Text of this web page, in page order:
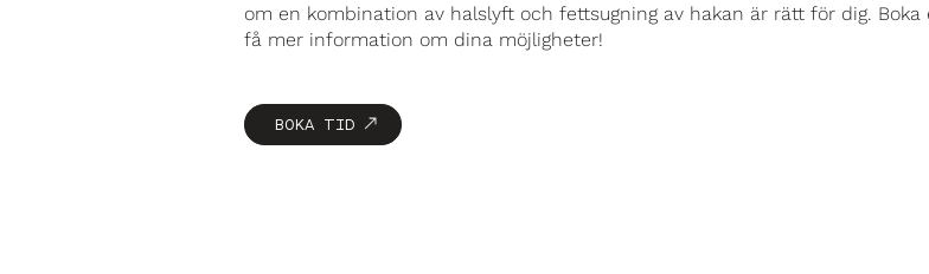
om en kombination av halslyft och fettsugning av hakan är rätt för dig.
få mer information om dina möjligheter!
BOKA TID